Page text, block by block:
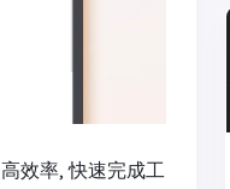
效率, 快速完成工